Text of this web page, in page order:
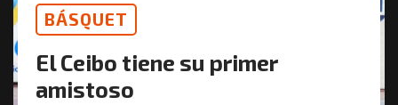
BÁSQUET
El Ceibo tiene su primer
amistoso